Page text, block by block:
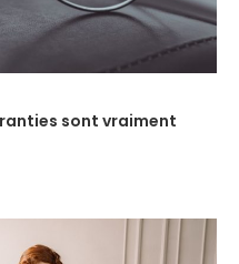
sont vraiment